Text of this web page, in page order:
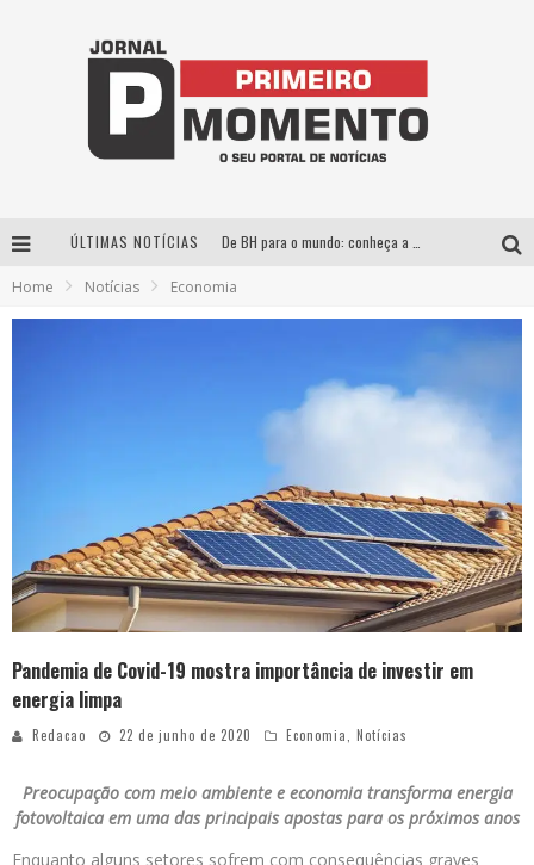
ÚLTIMAS NOTÍCIAS
Esplanada fica pequena e CÊ TÁ DOIDO FESTIVAL anuncia mudança para o gramado do Mineirão
Home Notícias Economia
Pandemia de Covid-19 mostra importância de investir em
energia limpa
Redacao 22 de junho de 2020 Economia Notícias
Preocupação com meio ambiente e economia transforma energia
fotovoltaica em uma das principais apostas para os próximos anos
Enquanto alguns setores sofrem com consequências graves